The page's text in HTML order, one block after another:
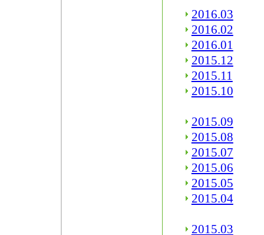
2016.03
2016.02
2016.01
2015.12
2015.11
2015.10
2015.09
2015.08
2015.07
2015.06
2015.05
2015.04
2015.03